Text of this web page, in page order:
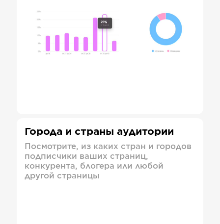
Города и страны аудитории
Посмотрите, из каких стран и городов
подписчики ваших страниц,
конкурента, блогера или любой
другой страницы